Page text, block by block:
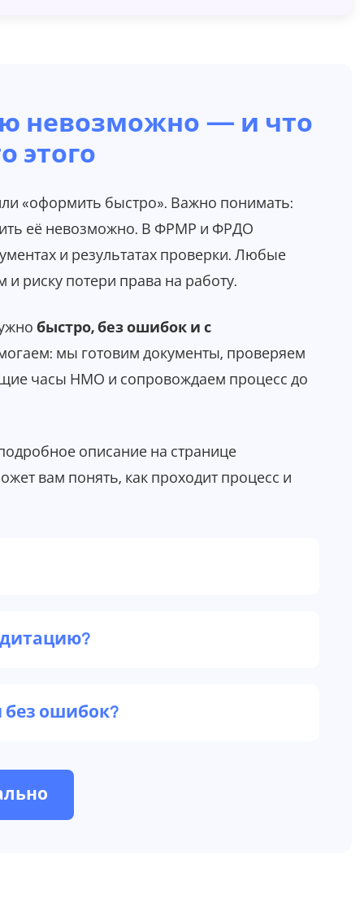
невозможно — и что
этого
«оформить быстро». Важно понимать:
её невозможно. В ФРМР и ФРДО
и результатах проверки. Любые
риску потери права на работу.
быстро, без ошибок и с
мы готовим документы, проверяем
часы НМО и сопровождаем процесс до
описание на странице
вам понять, как проходит процесс и
ошибок?